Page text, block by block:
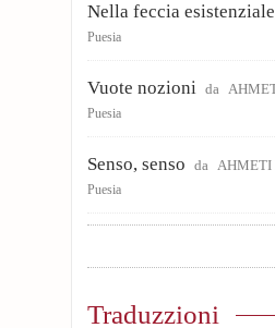
Nella feccia
Puesia
Vuote nozioni da
Puesia
Senso, senso da AHMETI
Puesia
Traduzzioni